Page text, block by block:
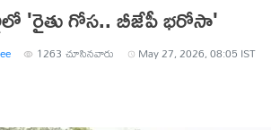
'రైతు గోస.. బీజేపీ భరోసా'
1263 చూసినవారు May 27, 2026, 08:05 IST